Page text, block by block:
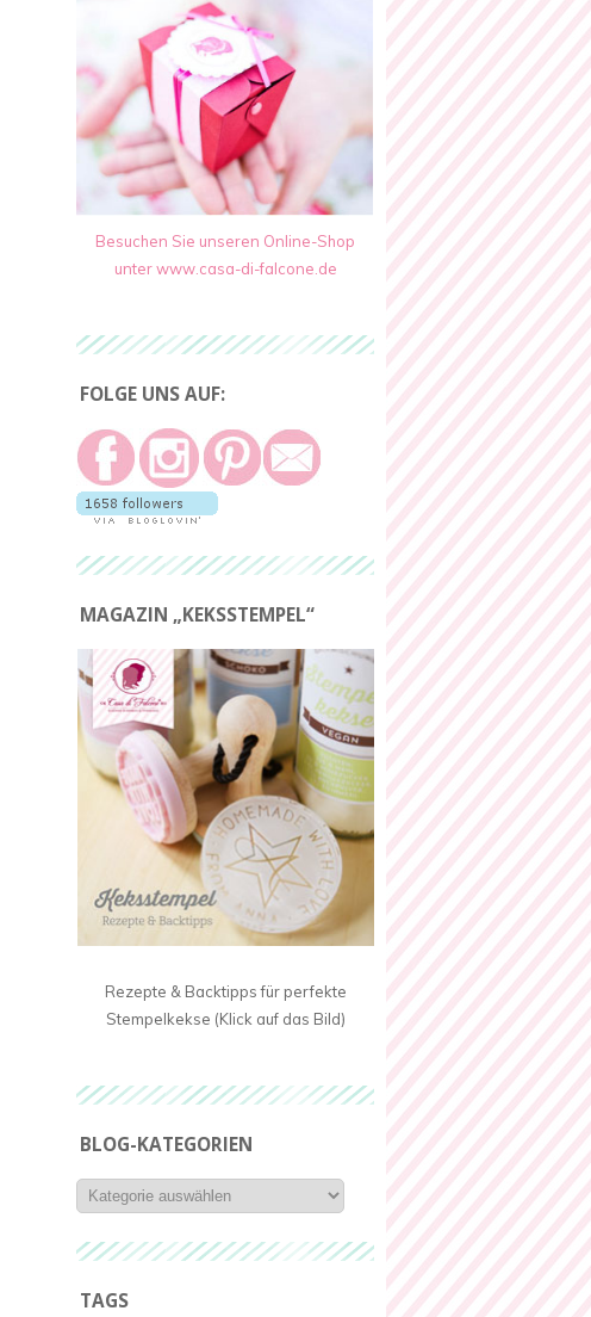
Besuchen Sie unseren Online-Shop
unter www.casa-di-falcone.de
FOLGE UNS AUF:
MAGAZIN „KEKSSTEMPEL“
Rezepte & Backtipps für perfekte
Stempelkekse (Klick auf das Bild)
BLOG-KATEGORIEN
Blog-
Kategorien
TAGS